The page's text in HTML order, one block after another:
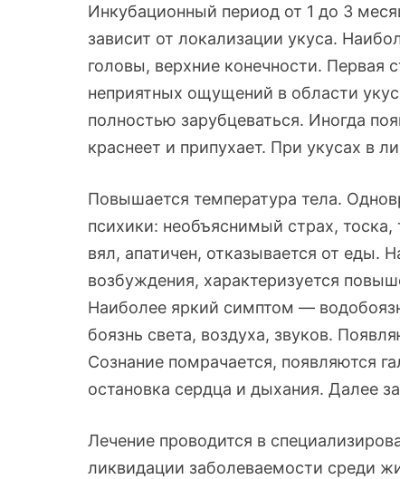
Инкубационный период от 1 до 3
зависит от локализации укуса.
головы, верхние конечности. Первая
неприятных ощущений в области
полностью зарубцеваться. Иногда
краснеет и припухает. При укусах в
Повышается температура тела.
психики: необъяснимый страх,
вял, апатичен, отказывается от еды.
возбуждения, характеризуется
Наиболее яркий симптом —
боязнь света, воздуха, звуков.
Сознание помрачается, появляются
остановка сердца и дыхания. Далее
Лечение проводится в
ликвидации заболеваемости среди